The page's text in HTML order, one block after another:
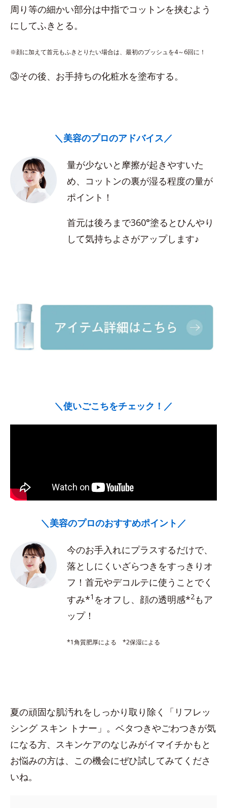
周り等の細かい部分は中指でコットンを挟むよう
にしてふきとる。
※顔に加えて首元もふきとりたい場合は、最初のプッシュを4～6回に！
③その後、お手持ちの化粧水を塗布する。
＼美容のプロのアドバイス／
量が少ないと摩擦が起きやすいた
め、コットンの裏が湿る程度の量が
ポイント！
首元は後ろまで360°塗るとひんやり
して気持ちよさがアップします♪
＼使いごこちをチェック！／
＼美容のプロのおすすめポイント／
今のお手入れにプラスするだけで、
落としにくいざらつきをすっきりオ
フ！首元やデコルテに使うことでく
すみ*1 をオフし、顔の透明感*2もア
ップ！
*1角質肥厚による *2保湿による
夏の頑固な肌汚れをしっかり取り除く「リフレッ
シング スキン トナー」。ベタつきやごわつきが気
になる方、スキンケアのなじみがイマイチかもと
お悩みの方は、この機会にぜひ試してみてくださ
いね。